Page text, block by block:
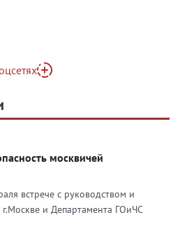
Дзен
москвичей
встрече с руководством и
и Департамента ГОиЧС